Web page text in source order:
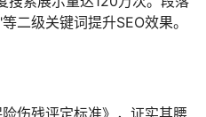
级关键词提升SEO效果。